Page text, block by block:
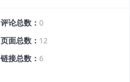
评论总数
0
页面总数
12
链接总数
6